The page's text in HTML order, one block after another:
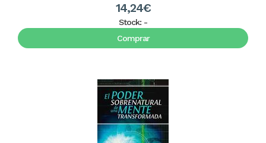
14,24€
Stock: -
Comprar